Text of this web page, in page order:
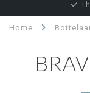
Home